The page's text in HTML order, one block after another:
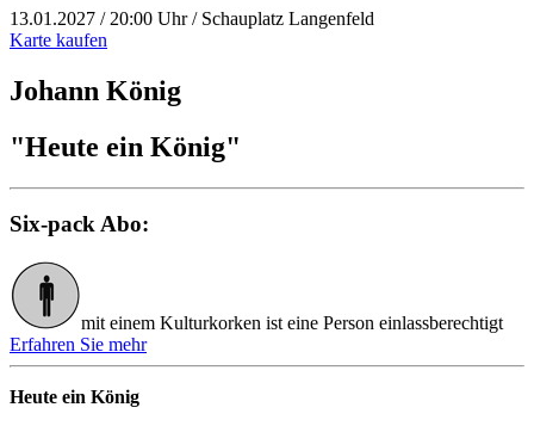
13.01.2027 / 20:00 Uhr / Schauplatz Langenfeld
Karte kaufen
Johann König
"Heute ein König"
Six-pack Abo:
mit einem Kulturkorken ist eine Person einlassberechtigt
Erfahren Sie mehr
Heute ein König